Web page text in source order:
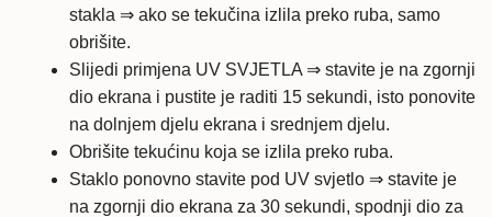
stakla ⇒ ako se tekučina izlila preko ruba, samo
obrišite.
Slijedi primjena UV SVJETLA ⇒ stavite je na zgornji
dio ekrana i pustite je raditi 15 sekundi, isto ponovite
na dolnjem djelu ekrana i srednjem djelu.
Obrišite tekućinu koja se izlila preko ruba.
Staklo ponovno stavite pod UV svjetlo ⇒ stavite je
na zgornji dio ekrana za 30 sekundi, spodnji dio za